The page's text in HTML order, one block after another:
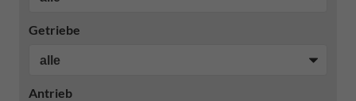
Getriebe
Antrieb